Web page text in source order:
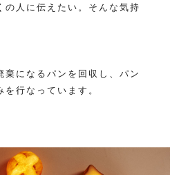
の人に伝えたい。そんな気持
棄になるパンを回収し、パン
行なっています。